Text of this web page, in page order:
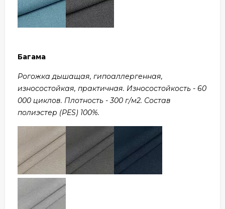
Багама
Рогожка дышащая, гипоаллергенная,
износостойкая, практичная. Износостойкость - 60
000 циклов. Плотность - 300 г/м2. Состав
полиэстер (PES) 100%.